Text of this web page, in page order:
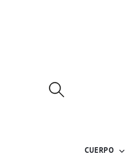
CUERPO